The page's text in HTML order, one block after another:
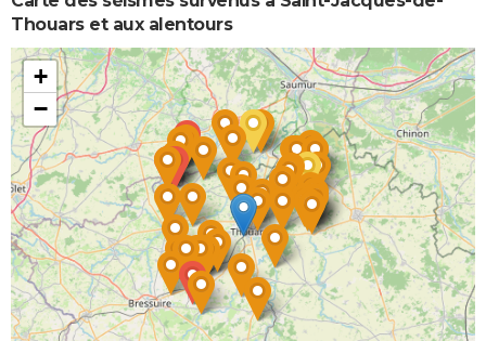
Thouars et aux alentours
+
−